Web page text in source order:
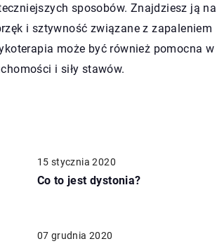
sposobów. Znajdziesz ją na
i sztywność związane z zapaleniem
może być również pomocna w
i siły stawów.
15 stycznia 2020
Co to jest dystonia?
07 grudnia 2020